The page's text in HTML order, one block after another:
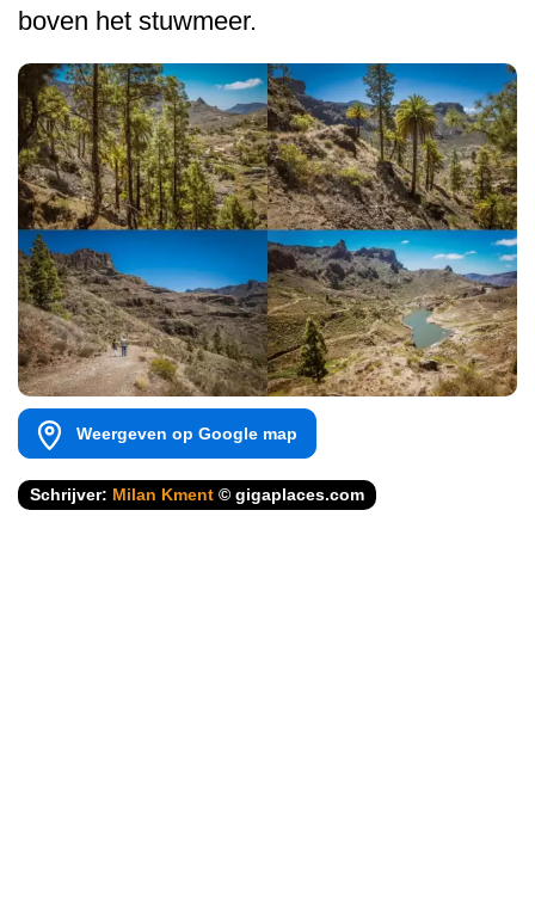
boven het stuwmeer.
Weergeven op Google map
Schrijver: Milan Kment © gigaplaces.com